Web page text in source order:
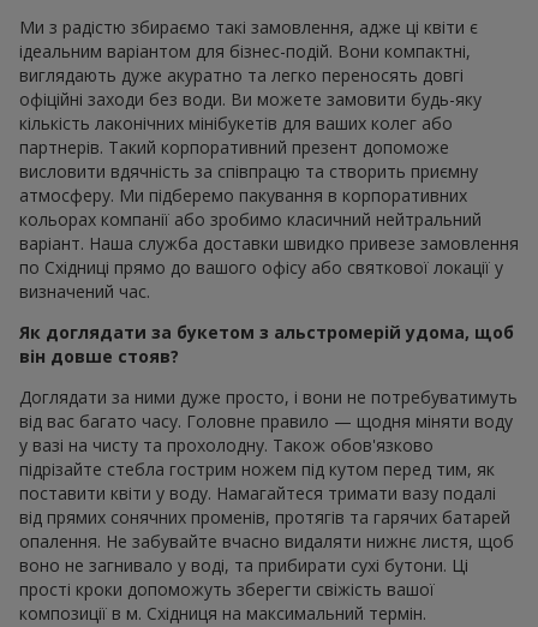
Ми з радістю збираємо такі замовлення, адже ці квіти є
ідеальним варіантом для бізнес-подій. Вони компактні,
виглядають дуже акуратно та легко переносять довгі
офіційні заходи без води. Ви можете замовити будь-яку
кількість лаконічних мінібукетів для ваших колег або
партнерів. Такий корпоративний презент допоможе
висловити вдячність за співпрацю та створить приємну
атмосферу. Ми підберемо пакування в корпоративних
кольорах компанії або зробимо класичний нейтральний
варіант. Наша служба доставки швидко привезе замовлення
по Східницi прямо до вашого офісу або святкової локації у
визначений час.
Як доглядати за букетом з альстромерій удома, щоб
він довше стояв?
Доглядати за ними дуже просто, і вони не потребуватимуть
від вас багато часу. Головне правило — щодня міняти воду
у вазі на чисту та прохолодну. Також обов'язково
підрізайте стебла гострим ножем під кутом перед тим, як
поставити квіти у воду. Намагайтеся тримати вазу подалі
від прямих сонячних променів, протягів та гарячих батарей
опалення. Не забувайте вчасно видаляти нижнє листя, щоб
воно не загнивало у воді, та прибирати сухі бутони. Ці
прості кроки допоможуть зберегти свіжість вашої
композиції в м. Східниця на максимальний термін.